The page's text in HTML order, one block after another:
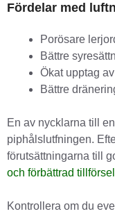
Fördelar med
Porösare
Bättre
Ökat upptag
Bättre
En av nycklarna till
piphålslutfningen.
förutsättningarna till
och förbättrad
Kontrollera om du